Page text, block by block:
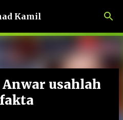
utama
Kamil
Anwar usahlah